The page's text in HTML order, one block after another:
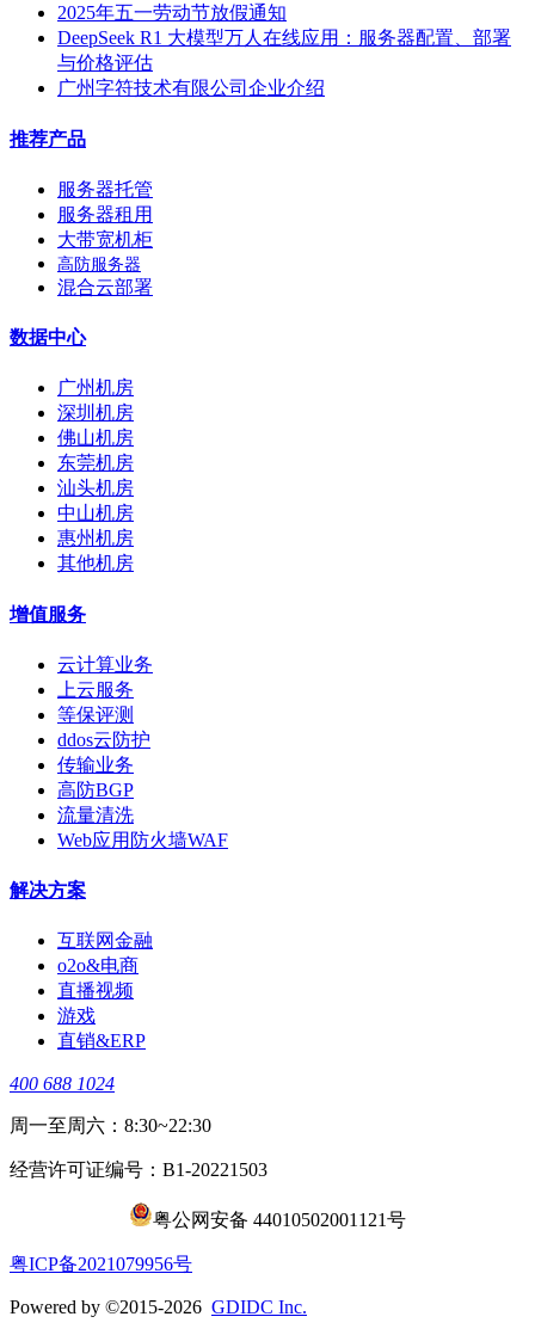
2025年五一劳动节放假通知
DeepSeek R1 大模型万人在线应用：服务器配置、部署
与价格评估
广州字符技术有限公司企业介绍
推荐产品
服务器托管
服务器租用
大带宽机柜
高防服务器
混合云部署
数据中心
广州机房
深圳机房
佛山机房
东莞机房
汕头机房
中山机房
惠州机房
其他机房
增值服务
云计算业务
上云服务
等保评测
ddos云防护
传输业务
高防BGP
流量清洗
Web应用防火墙WAF
解决方案
互联网金融
o2o&电商
直播视频
游戏
直销&ERP
400 688 1024
周一至周六：8:30~22:30
经营许可证编号：B1-20221503
粤公网安备 44010502001121号
​粤ICP备2021079956号
Powered by ©2015-2026 GDIDC Inc.